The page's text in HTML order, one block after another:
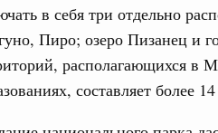
в себя три отдельно
Пиро; озеро Пизанец и
располагающихся в
составляет более
8 августа, суббота
политика в сфере